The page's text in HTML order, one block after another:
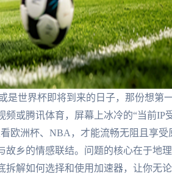
是世界杯即将到来的日子，那份想第
或腾讯体育，屏幕上冰冷的“当前IP
欧洲杯、NBA，才能流畅无阻且享受
乡的情感联结。问题的核心在于地
解如何选择和使用加速器，让你无